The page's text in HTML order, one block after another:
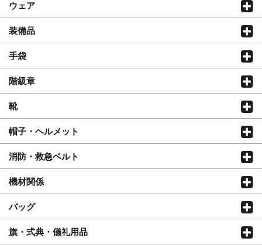
ウェア
装備品
手袋
階級章
靴
帽子・ヘルメット
消防・救急ベルト
機材関係
バッグ
旗・式典・儀礼用品